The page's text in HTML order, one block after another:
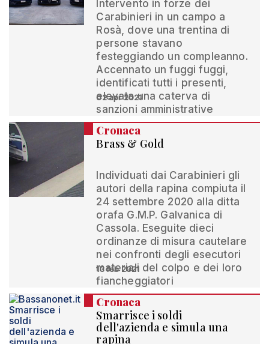
Intervento in forze dei
Carabinieri in un campo a
Rosà, dove una trentina di
persone stavano
festeggiando un compleanno.
Accennato un fuggi fuggi,
identificati tutti i presenti,
elevata una caterva di
sanzioni amministrative
02 apr 2021
Cronaca
Brass & Gold
Individuati dai Carabinieri gli
autori della rapina compiuta il
24 settembre 2020 alla ditta
orafa G.M.P. Galvanica di
Cassola. Eseguite dieci
ordinanze di misura cautelare
nei confronti degli esecutori
materiali del colpo e dei loro
fiancheggiatori
13 feb 2021
Cronaca
Smarrisce i soldi
dell'azienda e simula una
rapina